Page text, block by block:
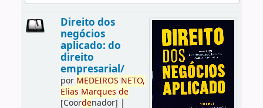
Direito dos
negócios
aplicado: do
direito
empresarial/
por MEDEIROS NETO,
Elias Marques de
[Coordenador] |